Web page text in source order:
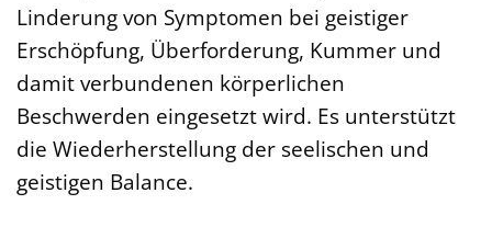
Linderung von Symptomen bei geistiger
Erschöpfung, Überforderung, Kummer und
damit verbundenen körperlichen
Beschwerden eingesetzt wird. Es unterstützt
die Wiederherstellung der seelischen und
geistigen Balance.